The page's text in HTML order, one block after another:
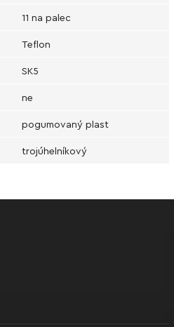
11 na palec
Teflon
SK5
ne
pogumovaný plast
trojúhelníkový